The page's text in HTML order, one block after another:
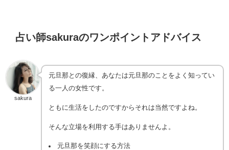
占い師sakuraのワンポイントアドバイス
sakura
元旦那との復縁、あなたは元旦那のことをよく知ってい
る一人の女性です。
ともに生活をしたのですからそれは当然ですよね。
そんな立場を利用する手はありませんよ。
元旦那を笑顔にする方法